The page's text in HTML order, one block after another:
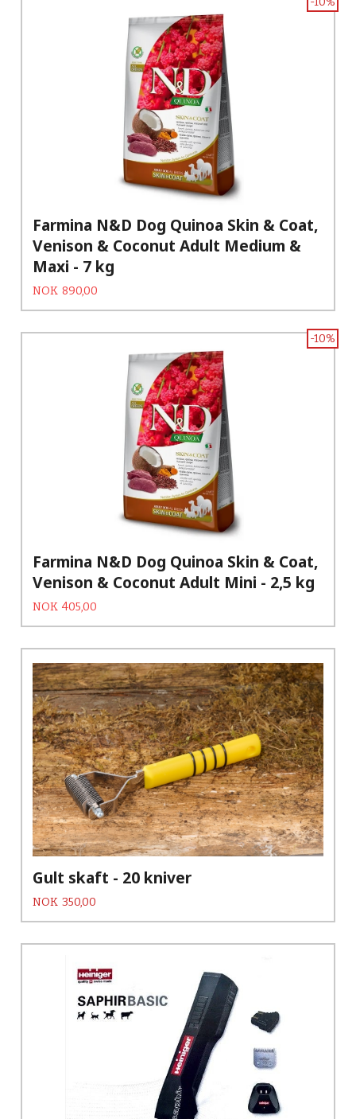
Farmina N&D Dog Quinoa Skin & Coat,
Venison & Coconut Adult Medium &
Maxi - 7 kg
Tilbud
NOK 890,00Rabatt
Farmina N&D Dog Quinoa Skin & Coat,
Venison & Coconut Adult Mini - 2,5 kg
Tilbud
NOK 405,00Rabatt
-10%
Gult skaft - 20 kniver
Pris
NOK 350,00